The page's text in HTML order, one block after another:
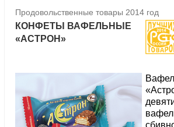
Продовольственные товары 2014 год
КОНФЕТЫ ВАФЕЛЬНЫЕ
«АСТРОН»